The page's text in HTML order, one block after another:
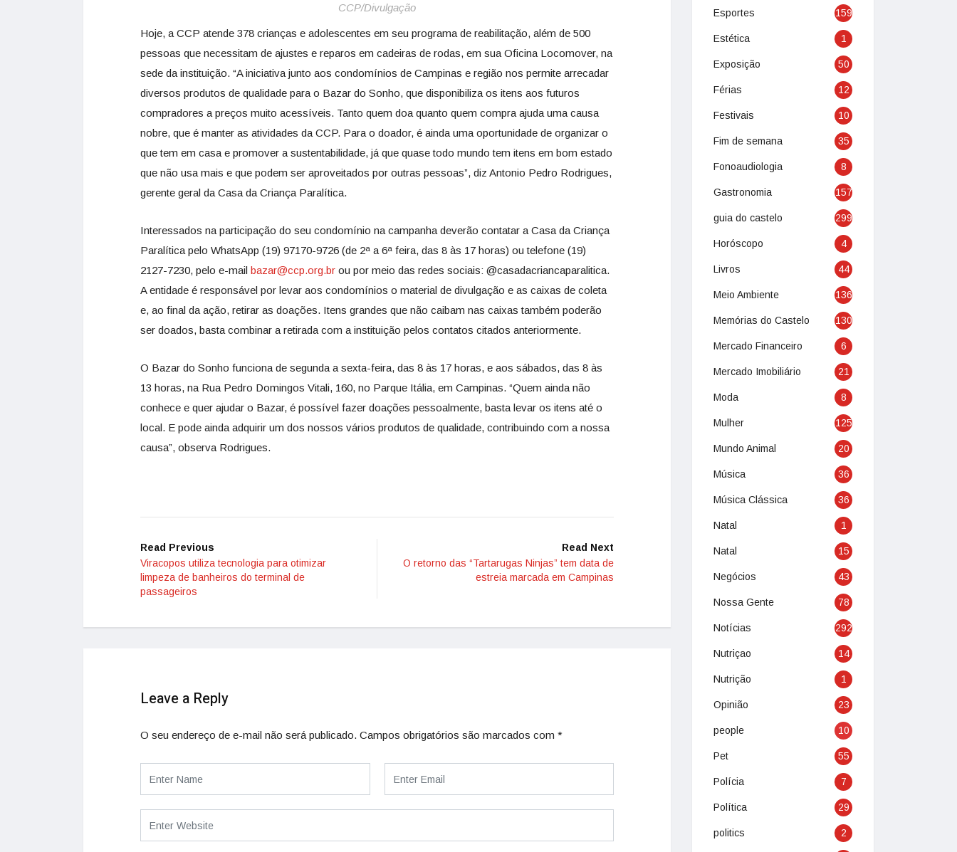
CCP/Divulgação
Hoje, a CCP atende 378 crianças e adolescentes em seu programa de reabilitação, além de 500
pessoas que necessitam de ajustes e reparos em cadeiras de rodas, em sua Oficina Locomover, na
sede da instituição. “A iniciativa junto aos condomínios de Campinas e região nos permite arrecadar
diversos produtos de qualidade para o Bazar do Sonho, que disponibiliza os itens aos futuros
compradores a preços muito acessíveis. Tanto quem doa quanto quem compra ajuda uma causa
nobre, que é manter as atividades da CCP. Para o doador, é ainda uma oportunidade de organizar o
que tem em casa e promover a sustentabilidade, já que quase todo mundo tem itens em bom estado
que não usa mais e que podem ser aproveitados por outras pessoas”, diz Antonio Pedro Rodrigues,
gerente geral da Casa da Criança Paralítica.
Interessados na participação do seu condomínio na campanha deverão contatar a Casa da Criança
Paralítica pelo WhatsApp (19) 97170-9726 (de 2ª a 6ª feira, das 8 às 17 horas) ou telefone (19)
2127-7230, pelo e-mail bazar@ccp.org.br ou por meio das redes sociais: @casadacriancaparalitica.
A entidade é responsável por levar aos condomínios o material de divulgação e as caixas de coleta
e, ao final da ação, retirar as doações. Itens grandes que não caibam nas caixas também poderão
ser doados, basta combinar a retirada com a instituição pelos contatos citados anteriormente.
O Bazar do Sonho funciona de segunda a sexta-feira, das 8 às 17 horas, e aos sábados, das 8 às
13 horas, na Rua Pedro Domingos Vitali, 160, no Parque Itália, em Campinas. “Quem ainda não
conhece e quer ajudar o Bazar, é possível fazer doações pessoalmente, basta levar os itens até o
local. E pode ainda adquirir um dos nossos vários produtos de qualidade, contribuindo com a nossa
causa”, observa Rodrigues.
Read Previous
Viracopos utiliza tecnologia para otimizar
limpeza de banheiros do terminal de
passageiros
Read Next
O retorno das “Tartarugas Ninjas” tem data de
estreia marcada em Campinas
Leave a Reply
O seu endereço de e-mail não será publicado. Campos obrigatórios são marcados com *
Esportes 159
Estética 1
Exposição 50
Férias 12
Festivais 10
Fim de semana 35
Fonoaudiologia 8
Gastronomia 157
guia do castelo 299
Horóscopo 4
Livros 44
Meio Ambiente 136
Memórias do Castelo 130
Mercado Financeiro 6
Mercado Imobiliário 21
Moda 8
Mulher 125
Mundo Animal 20
Música 36
Música Clássica 36
Natal 1
Natal 15
Negócios 43
Nossa Gente 78
Notícias 292
Nutriçao 14
Nutrição 1
Opinião 23
people 10
Pet 55
Polícia 7
Política 29
politics 2